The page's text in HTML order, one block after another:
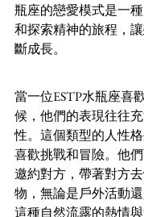
瓶座的戀愛模式是一
和探索精神的旅程，
斷成長。
當一位ESTP水瓶座喜
候，他們的表現往往
性。這個類型的人性
喜歡挑戰和冒險。他
邀約對方，帶著對方
物，無論是戶外活動還
這種自然流露的熱情